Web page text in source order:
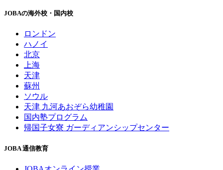
JOBAの海外校・国内校
ロンドン
ハノイ
北京
上海
天津
蘇州
ソウル
天津 九河あおぞら幼稚園
国内塾プログラム
帰国子女寮 ガーディアンシップセンター
JOBA 通信教育